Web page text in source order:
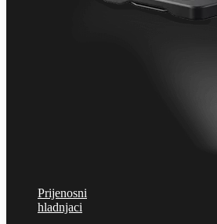
Prijenosni
hladnjaci